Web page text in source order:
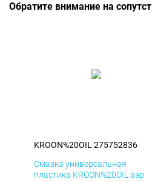
Обратите внимание на
KROON%20OIL 275752836
Смазка универсальная
пластика KROON%20OIL аэр